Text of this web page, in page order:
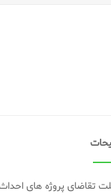
تقاضای پروژه های